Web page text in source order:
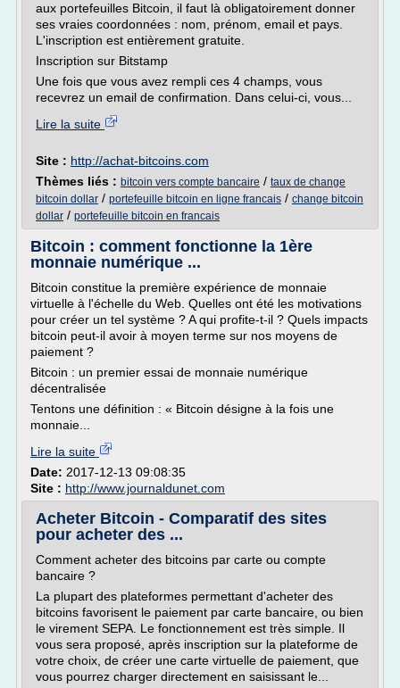
aux portefeuilles Bitcoin, il faut là obligatoirement donner
ses vraies coordonnées : nom, prénom, email et pays.
L'inscription est entièrement gratuite.
Inscription sur Bitstamp
Une fois que vous avez rempli ces 4 champs, vous
recevrez un email de confirmation. Dans celui-ci, vous...
Lire la suite
Site : http://achat-bitcoins.com
Thèmes liés : bitcoin vers compte bancaire / taux de change
bitcoin dollar / portefeuille bitcoin en ligne francais / change bitcoin
dollar / portefeuille bitcoin en francais
Bitcoin : comment fonctionne la 1ère
monnaie numérique ...
Bitcoin constitue la première expérience de monnaie
virtuelle à l'échelle du Web. Quelles ont été les motivations
pour créer un tel système ? A qui profite-t-il ? Quels impacts
bitcoin peut-il avoir à moyen terme sur nos moyens de
paiement ?
Bitcoin : un premier essai de monnaie numérique
décentralisée
Tentons une définition : « Bitcoin désigne à la fois une
monnaie...
Lire la suite
Date: 2017-12-13 09:08:35
Site : http://www.journaldunet.com
Acheter Bitcoin - Comparatif des sites
pour acheter des ...
Comment acheter des bitcoins par carte ou compte
bancaire ?
La plupart des plateformes permettant d'acheter des
bitcoins favorisent le paiement par carte bancaire, ou bien
le virement SEPA. Le fonctionnement est très simple. Il
vous sera proposé, après inscription sur la plateforme de
votre choix, de créer une carte virtuelle de paiement, que
vous pourrez charger directement en saisissant le...